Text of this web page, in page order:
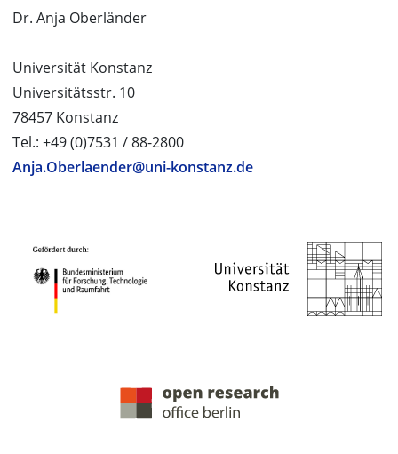
Dr. Anja Oberländer
Universität Konstanz
Universitätsstr. 10
78457 Konstanz
Tel.: +49 (0)7531 / 88-2800
Anja.Oberlaender@uni-konstanz.de